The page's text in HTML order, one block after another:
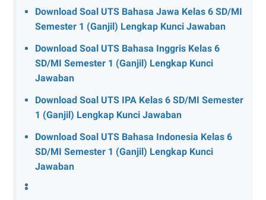
Download Soal UTS Bahasa Jawa Kelas 6 SD/MI
Semester 1 (Ganjil) Lengkap Kunci Jawaban
Download Soal UTS Bahasa Inggris Kelas 6
SD/MI Semester 1 (Ganjil) Lengkap Kunci
Jawaban
Download Soal UTS IPA Kelas 6 SD/MI Semester
1 (Ganjil) Lengkap Kunci Jawaban
Download Soal UTS Bahasa Indonesia Kelas 6
SD/MI Semester 1 (Ganjil) Lengkap Kunci
Jawaban